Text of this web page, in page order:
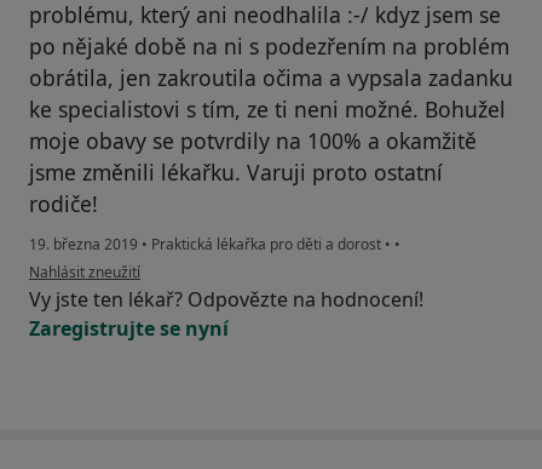
problému, který ani neodhalila :-/ kdyz jsem se
po nějaké době na ni s podezřením na problém
obrátila, jen zakroutila očima a vypsala zadanku
ke specialistovi s tím, ze ti neni možné. Bohužel
moje obavy se potvrdily na 100% a okamžitě
jsme změnili lékařku. Varuji proto ostatní
rodiče!
19. března 2019 • Praktická lékařka pro děti a dorost • •
podle názoru uživatele Váš účet byl odstraněn
Nahlásit zneužití
Vy jste ten lékař? Odpovězte na hodnocení!
Zaregistrujte se nyní